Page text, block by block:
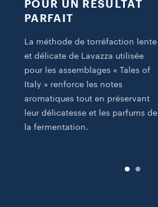
POUR UN RÉSULTAT
PARFAIT
La méthode de torréfaction lente
et délicate de Lavazza utilisée
pour les assemblages « Tales of
Italy » renforce les notes
aromatiques tout en préservant
leur délicatesse et les parfums de
la fermentation.